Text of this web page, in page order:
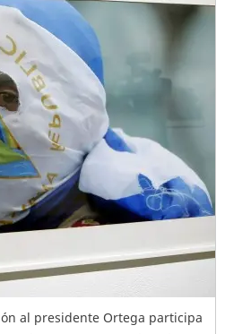
al presidente Ortega participa